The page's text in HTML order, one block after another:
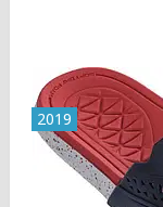
2019